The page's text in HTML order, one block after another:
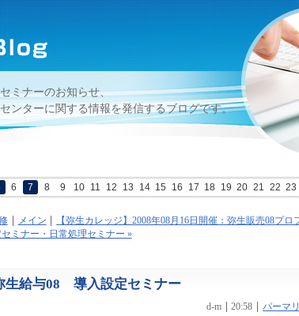
ミナーのお知らせ、
ンターに関する情報を発信するブログです。
6 7 8 9 10 11 12 13 14 15 16 17 18 19 20 21 22 23
メイン
【弥生カレッジ】2008年08月16日開催：弥生販売08プロ
ミナー・日常処理セミナー »
生給与08 導入設定セミナー
d-m 20:58 パーマ